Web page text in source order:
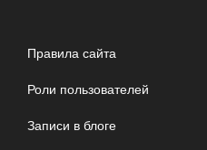
Правила сайта
Роли пользователей
Записи в блоге